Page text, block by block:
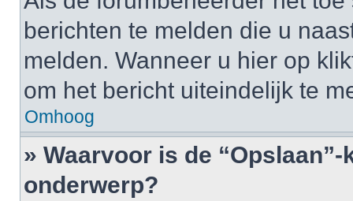
berichten te melden die u
melden. Wanneer u hier op
om het bericht uiteindelijk te
Omhoog
» Waarvoor is de
onderwerp?